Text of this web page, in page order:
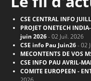
CSE CENTRAL INFO
PROJET ONETECH
juin 2026- 02 Juil. 2026
CSE info Pau Juin26- 02
MECONTENTS DE VOS
CSE INFO PAU AVRIL-
COMITE EUROPEEN -